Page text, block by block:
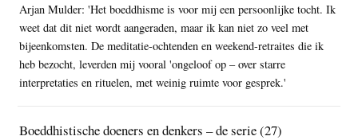
Arjan Mulder: 'Het boeddhisme is voor mij een persoonlijke tocht. Ik
weet dat dit niet wordt aangeraden, maar ik kan niet zo veel met
bijeenkomsten. De meditatie-ochtenden en weekend-retraites die ik
heb bezocht, leverden mij vooral 'ongeloof op – over starre
interpretaties en rituelen, met weinig ruimte voor gesprek.'
Boeddhistische doeners en denkers – de serie (27)